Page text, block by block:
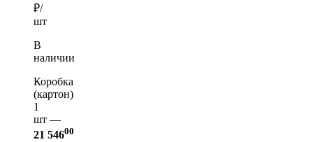
₽/
шт
В
наличии
Коробка
(картон)
1
шт —
21 54600